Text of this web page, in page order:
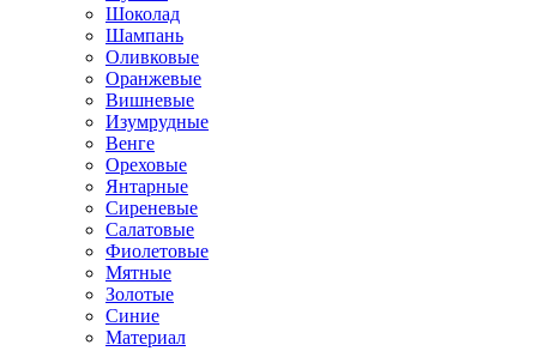
Шоколад
Шампань
Оливковые
Оранжевые
Вишневые
Изумрудные
Венге
Ореховые
Янтарные
Сиреневые
Салатовые
Фиолетовые
Мятные
Золотые
Синие
Материал